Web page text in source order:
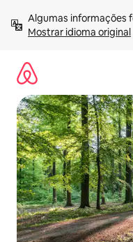
para
Mostrar idioma original